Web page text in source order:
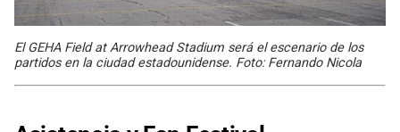
El GEHA Field at Arrowhead Stadium será el escenario de los
partidos en la ciudad estadounidense. Foto: Fernando Nicola